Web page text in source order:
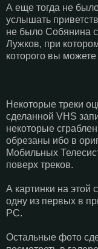
А еще тогда не
услышать
не было Собянина
Лужков, при
которого вы
Некоторые треки
сделанной VHS
некоторые
обрезаны ибо в
Мобильных
поверх треков.
А картинки на этой
одну из первых в
PC.
Остальные фото